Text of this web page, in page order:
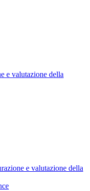
e valutazione della
e valutazione della